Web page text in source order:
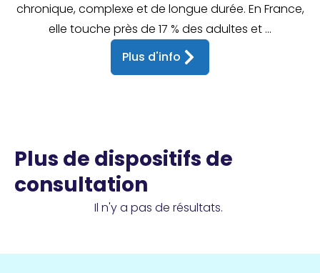
chronique, complexe et de longue durée. En France,
elle touche près de 17 % des adultes et ...
Plus d'info
Plus de dispositifs de
consultation
Il n'y a pas de résultats.